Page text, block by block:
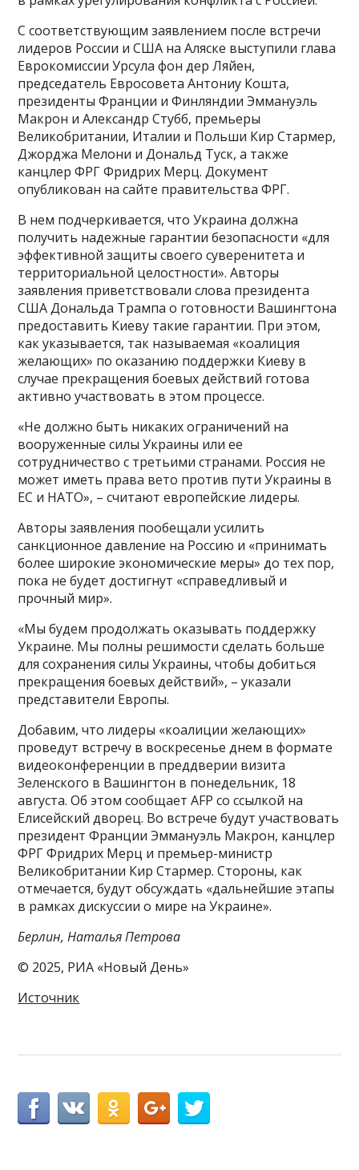
С соответствующим заявлением после встречи
лидеров России и США на Аляске выступили глава
Еврокомиссии Урсула фон дер Ляйен,
председатель Евросовета Антониу Кошта,
президенты Франции и Финляндии Эммануэль
Макрон и Александр Стубб, премьеры
Великобритании, Италии и Польши Кир Стармер,
Джорджа Мелони и Дональд Туск, а также
канцлер ФРГ Фридрих Мерц. Документ
опубликован на сайте правительства ФРГ.
В нем подчеркивается, что Украина должна
получить надежные гарантии безопасности «для
эффективной защиты своего суверенитета и
территориальной целостности». Авторы
заявления приветствовали слова президента
США Дональда Трампа о готовности Вашингтона
предоставить Киеву такие гарантии. При этом,
как указывается, так называемая «коалиция
желающих» по оказанию поддержки Киеву в
случае прекращения боевых действий готова
активно участвовать в этом процессе.
«Не должно быть никаких ограничений на
вооруженные силы Украины или ее
сотрудничество с третьими странами. Россия не
может иметь права вето против пути Украины в
ЕС и НАТО», – считают европейские лидеры.
Авторы заявления пообещали усилить
санкционное давление на Россию и «принимать
более широкие экономические меры» до тех пор,
пока не будет достигнут «справедливый и
прочный мир».
«Мы будем продолжать оказывать поддержку
Украине. Мы полны решимости сделать больше
для сохранения силы Украины, чтобы добиться
прекращения боевых действий», – указали
представители Европы.
Добавим, что лидеры «коалиции желающих»
проведут встречу в воскресенье днем в формате
видеоконференции в преддверии визита
Зеленского в Вашингтон в понедельник, 18
августа. Об этом сообщает AFP со ссылкой на
Елисейский дворец. Во встрече будут участвовать
президент Франции Эммануэль Макрон, канцлер
ФРГ Фридрих Мерц и премьер-министр
Великобритании Кир Стармер. Стороны, как
отмечается, будут обсуждать «дальнейшие этапы
в рамках дискуссии о мире на Украине».
Берлин, Наталья Петрова
© 2025, РИА «Новый День»
Источник